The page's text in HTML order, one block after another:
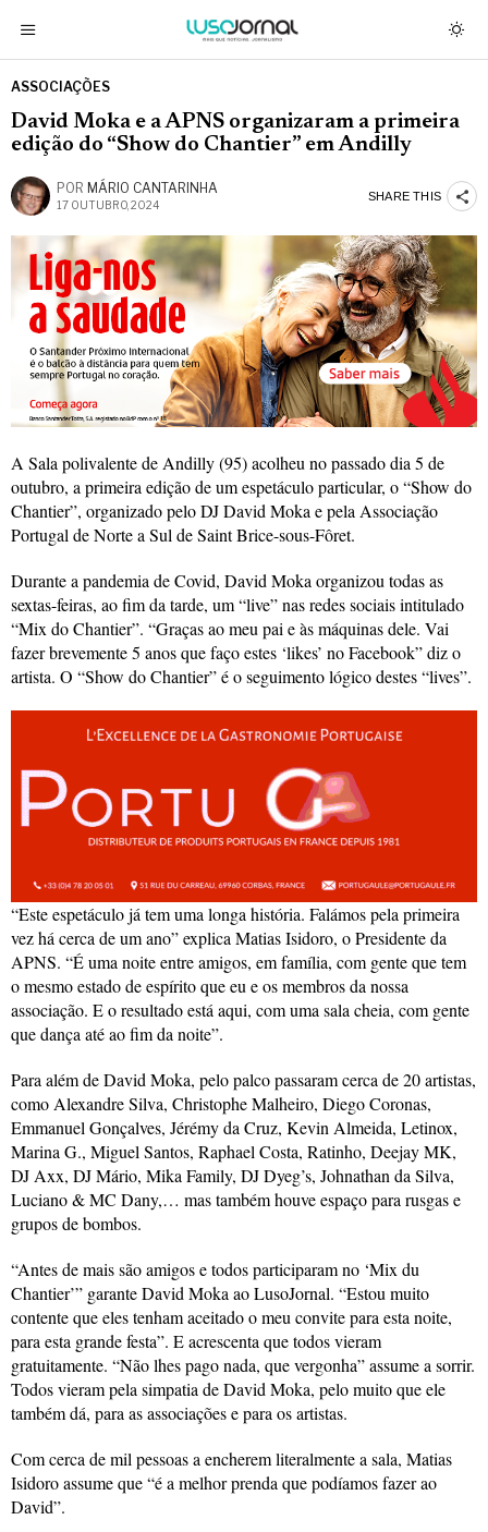
ASSOCIAÇÕES
David Moka e a APNS organizaram a primeira
edição do “Show do Chantier” em Andilly
POR MÁRIO CANTARINHA
17 OUTUBRO, 2024
SHARE THIS
A Sala polivalente de Andilly (95) acolheu no passado dia 5 de
outubro, a primeira edição de um espetáculo particular, o “Show do
Chantier”, organizado pelo DJ David Moka e pela Associação
Portugal de Norte a Sul de Saint Brice-sous-Fôret.
Durante a pandemia de Covid, David Moka organizou todas as
sextas-feiras, ao fim da tarde, um “live” nas redes sociais intitulado
“Mix do Chantier”. “Graças ao meu pai e às máquinas dele. Vai
fazer brevemente 5 anos que faço estes ‘likes’ no Facebook” diz o
artista. O “Show do Chantier” é o seguimento lógico destes “lives”.
“Este espetáculo já tem uma longa história. Falámos pela primeira
vez há cerca de um ano” explica Matias Isidoro, o Presidente da
APNS. “É uma noite entre amigos, em família, com gente que tem
o mesmo estado de espírito que eu e os membros da nossa
associação. E o resultado está aqui, com uma sala cheia, com gente
que dança até ao fim da noite”.
Para além de David Moka, pelo palco passaram cerca de 20 artistas,
como Alexandre Silva, Christophe Malheiro, Diego Coronas,
Emmanuel Gonçalves, Jérémy da Cruz, Kevin Almeida, Letinox,
Marina G., Miguel Santos, Raphael Costa, Ratinho, Deejay MK,
DJ Axx, DJ Mário, Mika Family, DJ Dyeg’s, Johnathan da Silva,
Luciano & MC Dany,… mas também houve espaço para rusgas e
grupos de bombos.
“Antes de mais são amigos e todos participaram no ‘Mix du
Chantier’” garante David Moka ao LusoJornal. “Estou muito
contente que eles tenham aceitado o meu convite para esta noite,
para esta grande festa”. E acrescenta que todos vieram
gratuitamente. “Não lhes pago nada, que vergonha” assume a sorrir.
Todos vieram pela simpatia de David Moka, pelo muito que ele
também dá, para as associações e para os artistas.
Com cerca de mil pessoas a encherem literalmente a sala, Matias
Isidoro assume que “é a melhor prenda que podíamos fazer ao
David”.